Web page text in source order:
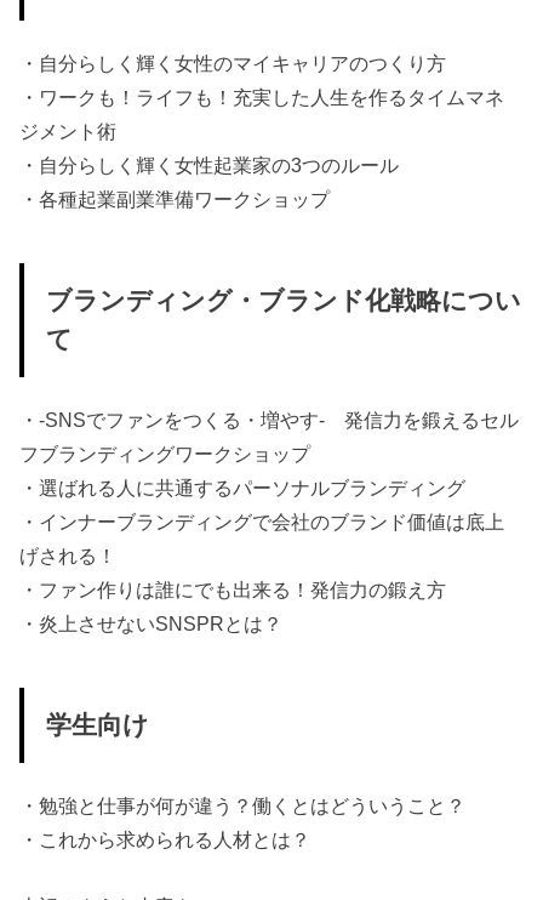
・自分らしく輝く女性のマイキャリアのつくり方
・ワークも！ライフも！充実した人生を作るタイムマネ
ジメント術
・自分らしく輝く女性起業家の3つのルール
・各種起業副業準備ワークショップ
ブランディング・ブランド化戦略につい
て
・‐SNSでファンをつくる・増やす‐ 発信力を鍛えるセル
フブランディングワークショップ
・選ばれる人に共通するパーソナルブランディング
・インナーブランディングで会社のブランド価値は底上
げされる！
・ファン作りは誰にでも出来る！発信力の鍛え方
・炎上させないSNSPRとは？
学生向け
・勉強と仕事が何が違う？働くとはどういうこと？
・これから求められる人材とは？